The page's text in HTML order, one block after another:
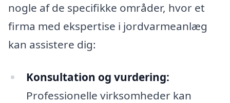
nogle af de specifikke områder, hvor et
firma med ekspertise i jordvarmeanlæg
kan assistere dig:
Konsultation og vurdering:
Professionelle virksomheder kan